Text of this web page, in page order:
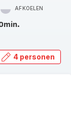
AFKOELEN
4 personen